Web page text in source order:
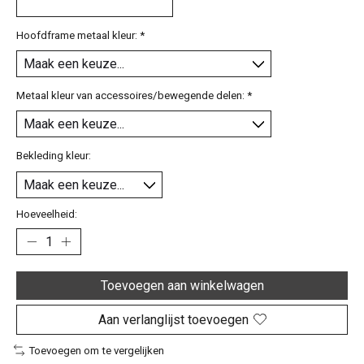
Hoofdframe metaal kleur: *
Metaal kleur van accessoires/bewegende delen: *
Bekleding kleur:
Hoeveelheid:
Toevoegen aan winkelwagen
Aan verlanglijst toevoegen
Toevoegen om te vergelijken